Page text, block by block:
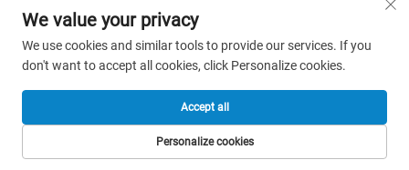
+86-757-83789311
[email protected]
Urheberrecht © 2026 ECKO ELECTROTECH CO.,LTD. Alle Rechte
vorbehalten. -Datenschutzrichtlinie
We value your privacy
We use cookies and similar tools to provide our services. If you
don't want to accept all cookies, click Personalize cookies.
Personalize cookies
Accept all